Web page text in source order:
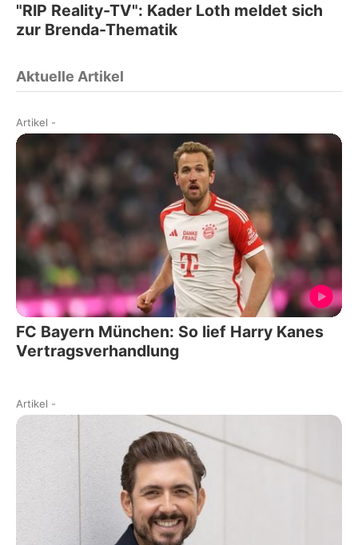
"RIP Reality-TV": Kader Loth meldet sich
zur Brenda-Thematik
Aktuelle Artikel
Artikel -
FC Bayern München: So lief Harry Kanes
Vertragsverhandlung
Artikel -